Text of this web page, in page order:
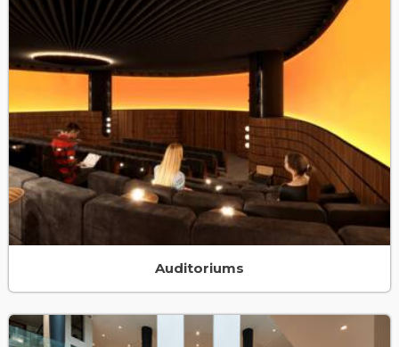
Auditoriums